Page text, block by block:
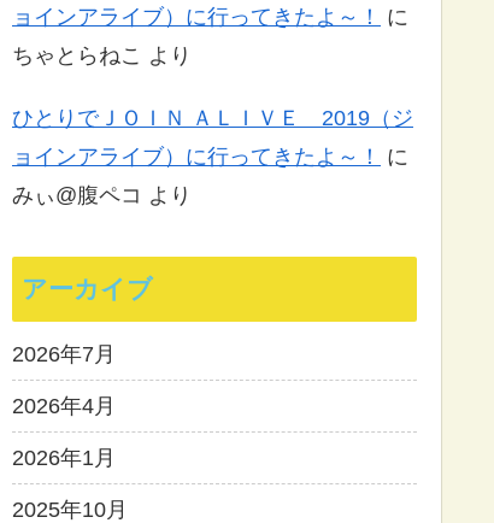
ョインアライブ）に行ってきたよ～！
に
ちゃとらねこ より
ひとりでＪＯＩＮ ＡＬＩＶＥ 2019（ジ
ョインアライブ）に行ってきたよ～！
に
みぃ@腹ペコ より
アーカイブ
2026年7月
2026年4月
2026年1月
2025年10月